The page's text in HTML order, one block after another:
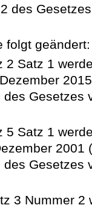
des
folgt geändert:
2 Satz 1
des Gesetzes
5 Satz 1
2001
des Gesetzes
3 Nummer 2